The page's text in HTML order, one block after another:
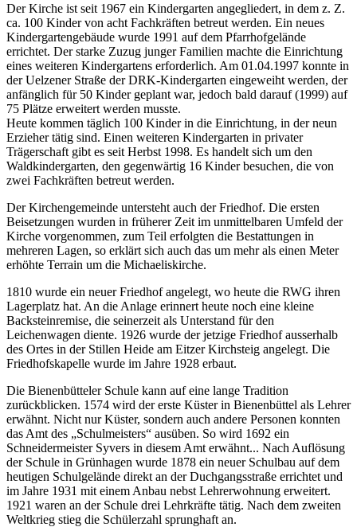
Der Kirche ist seit 1967 ein Kindergarten angegliedert, in dem z. Z.
ca. 100 Kinder von acht Fachkräften betreut werden. Ein neues
Kindergartengebäude wurde 1991 auf dem Pfarrhofgelände
errichtet. Der starke Zuzug junger Familien machte die Einrichtung
eines weiteren Kindergartens erforderlich. Am 01.04.1997 konnte in
der Uelzener Straße der DRK-Kindergarten eingeweiht werden, der
anfänglich für 50 Kinder geplant war, jedoch bald darauf (1999) auf
75 Plätze erweitert werden musste.
Heute kommen täglich 100 Kinder in die Einrichtung, in der neun
Erzieher tätig sind. Einen weiteren Kindergarten in privater
Trägerschaft gibt es seit Herbst 1998. Es handelt sich um den
Waldkindergarten, den gegenwärtig 16 Kinder besuchen, die von
zwei Fachkräften betreut werden.
Der Kirchengemeinde untersteht auch der Friedhof. Die ersten
Beisetzungen wurden in früherer Zeit im unmittelbaren Umfeld der
Kirche vorgenommen, zum Teil erfolgten die Bestattungen in
mehreren Lagen, so erklärt sich auch das um mehr als einen Meter
erhöhte Terrain um die Michaeliskirche.
1810 wurde ein neuer Friedhof angelegt, wo heute die RWG ihren
Lagerplatz hat. An die Anlage erinnert heute noch eine kleine
Backsteinremise, die seinerzeit als Unterstand für den
Leichenwagen diente. 1926 wurde der jetzige Friedhof ausserhalb
des Ortes in der Stillen Heide am Eitzer Kirchsteig angelegt. Die
Friedhofskapelle wurde im Jahre 1928 erbaut.
Die Bienenbütteler Schule kann auf eine lange Tradition
zurückblicken. 1574 wird der erste Küster in Bienenbüttel als Lehrer
erwähnt. Nicht nur Küster, sondern auch andere Personen konnten
das Amt des „Schulmeisters“ ausüben. So wird 1692 ein
Schneidermeister Syvers in diesem Amt erwähnt... Nach Auflösung
der Schule in Grünhagen wurde 1878 ein neuer Schulbau auf dem
heutigen Schulgelände direkt an der Duchgangsstraße errichtet und
im Jahre 1931 mit einem Anbau nebst Lehrerwohnung erweitert.
1921 waren an der Schule drei Lehrkräfte tätig. Nach dem zweiten
Weltkrieg stieg die Schülerzahl sprunghaft an.